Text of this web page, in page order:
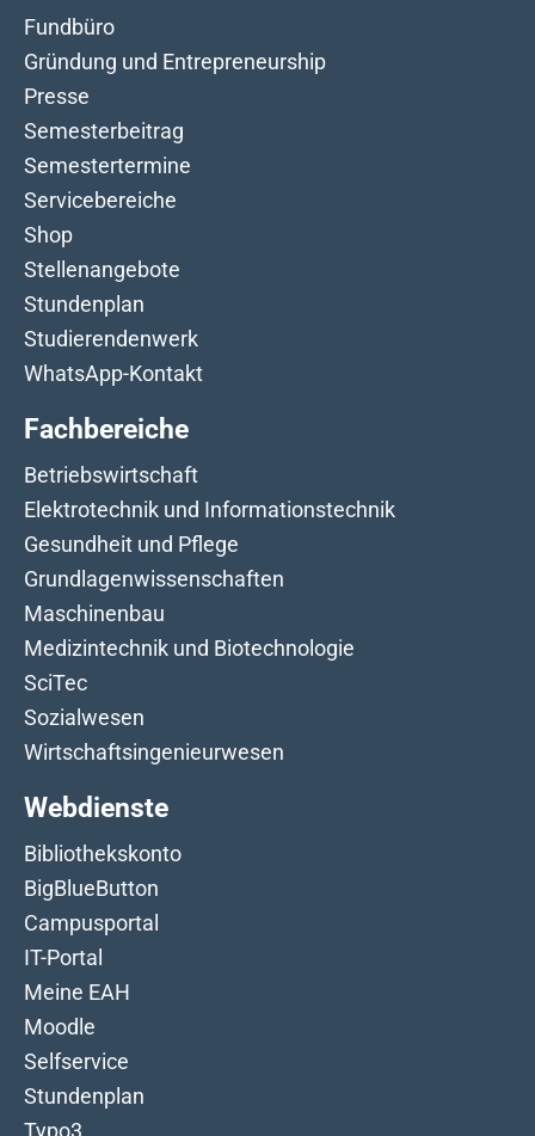
Fundbüro
Gründung und Entrepreneurship
Presse
Semesterbeitrag
Semestertermine
Servicebereiche
Shop
Stellenangebote
Stundenplan
Studierendenwerk
WhatsApp-Kontakt
Fachbereiche
Betriebswirtschaft
Elektrotechnik und Informationstechnik
Gesundheit und Pflege
Grundlagenwissenschaften
Maschinenbau
Medizintechnik und Biotechnologie
SciTec
Sozialwesen
Wirtschaftsingenieurwesen
Webdienste
Bibliothekskonto
BigBlueButton
Campusportal
IT-Portal
Meine EAH
Moodle
Selfservice
Stundenplan
Typo3